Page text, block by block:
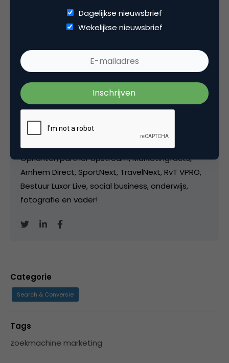
Kopieer link
Partner bij
Upstream
Oprichter/partner Upstream, Marketingfacts,
Arnhem Direct, SportNext, TravelNext, RvT VPRO,
Bestuur Luxor Live, social business, onderwijs,
fotografie en vader!
Categorie
Search & Conversie
Tags
zoekmachine marketing
Dagelijkse nieuwsbrief
Wekelijkse nieuwsbrief